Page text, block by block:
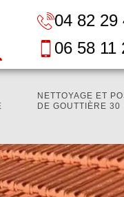
04 82 29
06 58 11
NETTOYAGE ET
DE GOUTTIÈRE 30